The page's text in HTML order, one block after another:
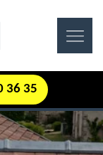
36 35